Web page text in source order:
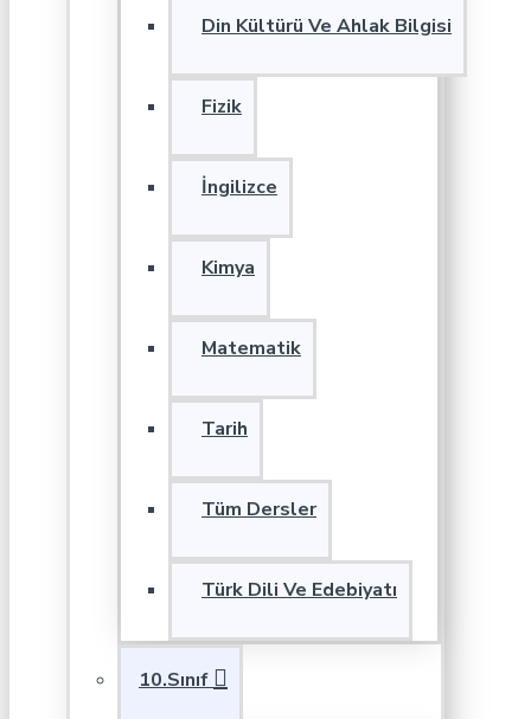
Din Kültürü Ve Ahlak Bilgisi
Fizik
İngilizce
Kimya
Matematik
Tarih
Tüm Dersler
Türk Dili Ve Edebiyatı
10.Sınıf